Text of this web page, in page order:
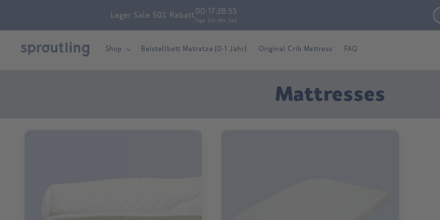
Lager Sale 50% Rabatt00
Tage
: 17
Std
:28
Min
:55
Sek
Shop Beistellbett Matratze (0-1 Jahr) Original Crib Mattress FAQ
C
Mattresses